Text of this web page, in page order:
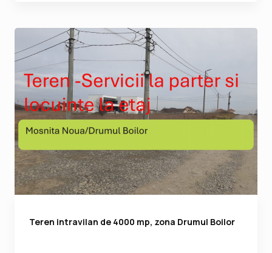
Teren intravilan de 4000 mp, zona Drumul Boilor